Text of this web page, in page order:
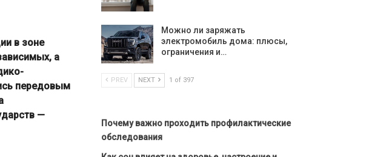
в зоне
а
передовым
—
Можно ли заряжать
электромобиль дома: плюсы,
ограничения и…
PREV NEXT 1 of 397
Почему важно проходить профилактические
обследования